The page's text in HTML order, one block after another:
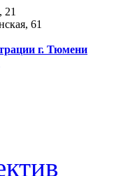
21
61
г. Тюмени